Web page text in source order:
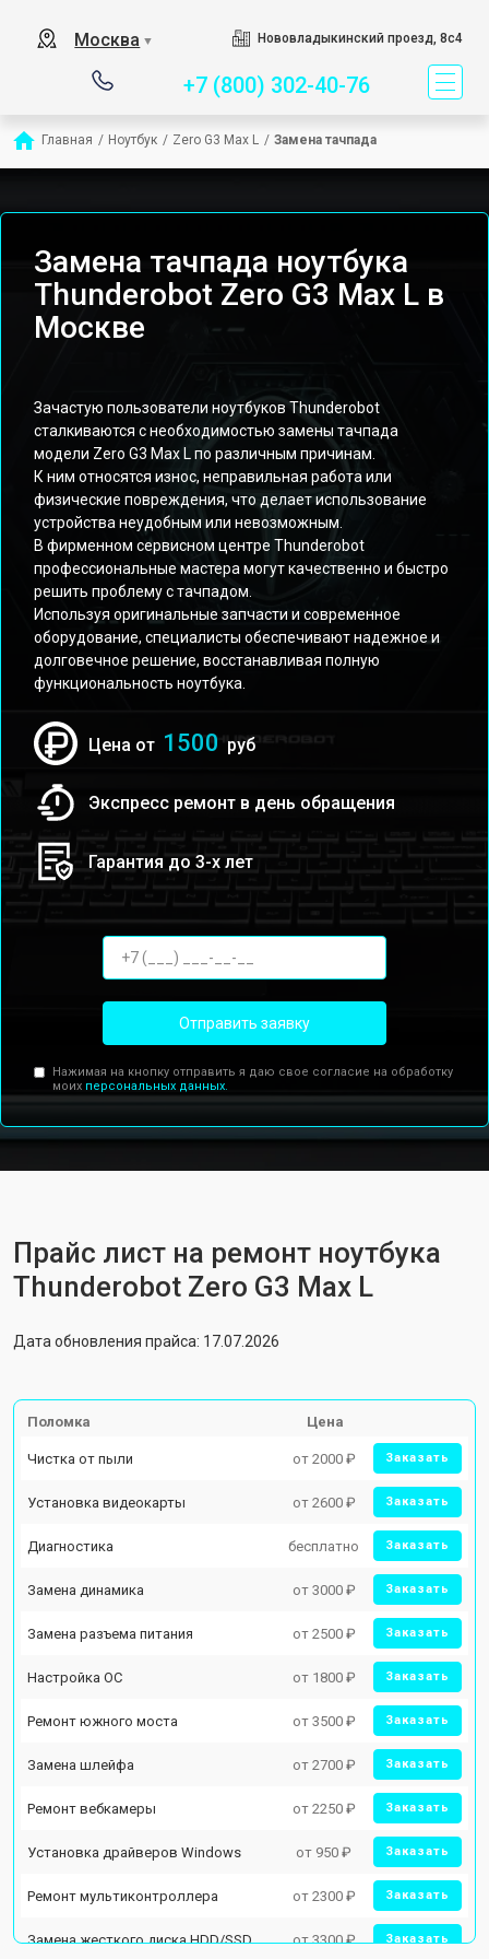
Москва ▼ Нововладыкинский проезд, 8с4
+7 (800) 302-40-76
Главная / Ноутбук / Zero G3 Max L / Замена тачпада
Замена тачпада ноутбука
Thunderobot Zero G3 Max L в
Москве
Зачастую пользователи ноутбуков Thunderobot
сталкиваются с необходимостью замены тачпада
модели Zero G3 Max L по различным причинам.
К ним относятся износ, неправильная работа или
физические повреждения, что делает использование
устройства неудобным или невозможным.
В фирменном сервисном центре Thunderobot
профессиональные мастера могут качественно и быстро
решить проблему с тачпадом.
Используя оригинальные запчасти и современное
оборудование, специалисты обеспечивают надежное и
долговечное решение, восстанавливая полную
функциональность ноутбука.
Цена от 1500 руб
Экспресс ремонт в день обращения
Гарантия до 3-х лет
Отправить заявку
Нажимая на кнопку отправить я даю свое согласие на обработку
моих персональных данных.
Прайс лист на ремонт ноутбука
Thunderobot Zero G3 Max L
Дата обновления прайса: 17.07.2026
Поломка Цена
Чистка от пыли от 2000 ₽ Заказать
Установка видеокарты от 2600 ₽ Заказать
Диагностика бесплатно Заказать
Замена динамика от 3000 ₽ Заказать
Замена разъема питания от 2500 ₽ Заказать
Настройка ОС от 1800 ₽ Заказать
Ремонт южного моста от 3500 ₽ Заказать
Замена шлейфа от 2700 ₽ Заказать
Ремонт вебкамеры от 2250 ₽ Заказать
Установка драйверов Windows от 950 ₽ Заказать
Ремонт мультиконтроллера от 2300 ₽ Заказать
Замена жесткого диска HDD/SSD от 3300 ₽ Заказать